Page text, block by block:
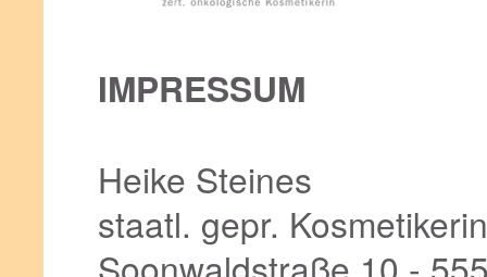
IMPRESSUM
Heike Steines
staatl. gepr.